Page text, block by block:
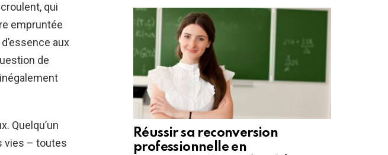
qui
empruntée
aux
de
Quelqu’un
vies – toutes
Réussir sa reconversion
professionnelle en